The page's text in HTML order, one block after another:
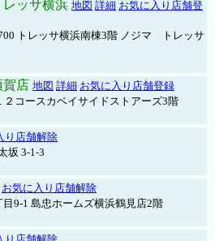
ッサ横浜 地図 詳細 お気に入り店舗登
トレッサ横浜南棟3階 ノジマ トレッサ
賀店 地図 詳細 お気に入り店舗登録
コースカベイサイドストアーズ3階
り店舗解除
坂 3-1-3
お気に入り店舗解除
9-1 島忠ホームズ横浜鶴見店2階